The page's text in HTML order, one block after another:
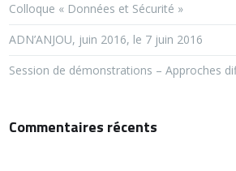
Colloque « Données et Sécurité »
ADN’ANJOU, juin 2016, le 7 juin 2016
Session de démonstrations – Approches
Commentaires récents